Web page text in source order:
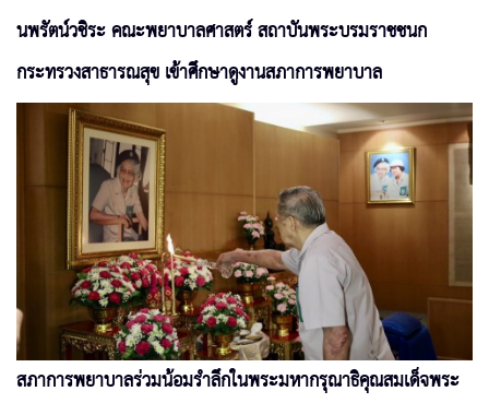
นพรัตน์วชิระ คณะพยาบาลศาสตร์ สถาบันพระบรมราชชนก
กระทรวงสาธารณสุข เข้าศึกษาดูงานสภาการพยาบาล
สภาการพยาบาลร่วมน้อมรำลึกในพระมหากรุณาธิคุณสมเด็จพระ